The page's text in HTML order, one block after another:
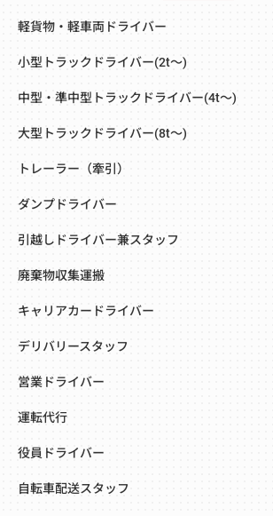
軽貨物・軽車両ドライバー
小型トラックドライバー(2t～)
中型・準中型トラックドライバー(4t～)
大型トラックドライバー(8t～)
トレーラー（牽引）
ダンプドライバー
引越しドライバー兼スタッフ
廃棄物収集運搬
キャリアカードライバー
デリバリースタッフ
営業ドライバー
運転代行
役員ドライバー
自転車配送スタッフ